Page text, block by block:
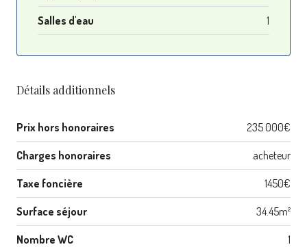
Salles d'eau 1
Détails additionnels
Prix hors honoraires 235 000€
Charges honoraires acheteur
Taxe foncière 1450€
Surface séjour 34.45m²
Nombre WC 1